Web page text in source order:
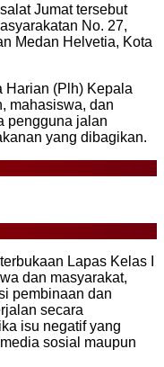
Jumat tersebut
No. 27,
Medan Helvetia, Kota
Harian (Plh) Kepala
mahasiswa, dan
pengguna jalan
yang dibagikan.
Lapas Kelas I
dan masyarakat,
pembinaan dan
secara
isu negatif yang
sosial maupun